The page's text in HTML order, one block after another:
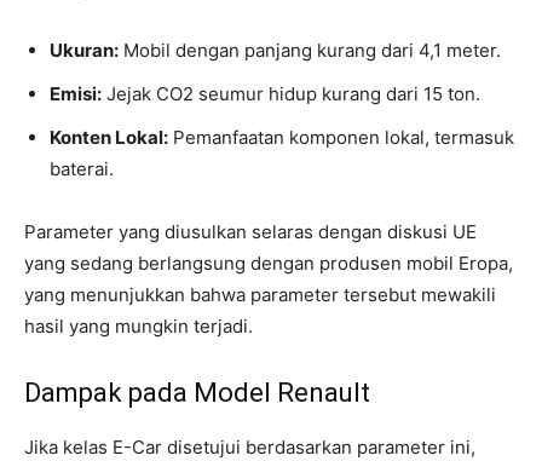
Ukuran: Mobil dengan panjang kurang dari 4,1 meter.
Emisi: Jejak CO2 seumur hidup kurang dari 15 ton.
Konten Lokal: Pemanfaatan komponen lokal, termasuk
baterai.
Parameter yang diusulkan selaras dengan diskusi UE
yang sedang berlangsung dengan produsen mobil Eropa,
yang menunjukkan bahwa parameter tersebut mewakili
hasil yang mungkin terjadi.
Dampak pada Model Renault
Jika kelas E-Car disetujui berdasarkan parameter ini,